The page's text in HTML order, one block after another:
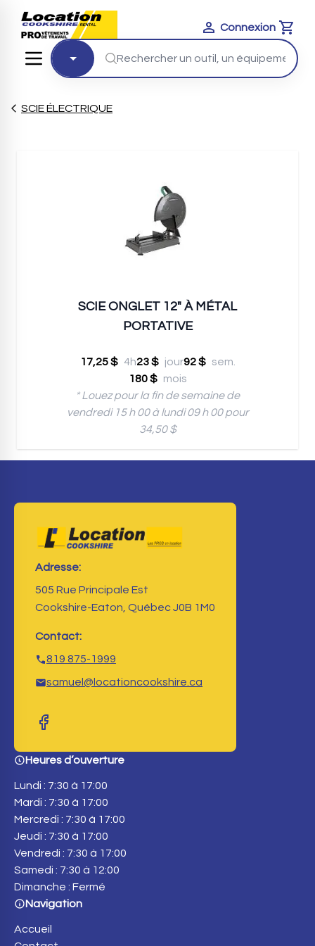
Connexion
Cart
SCIE ÉLECTRIQUE
SCIE ONGLET 12" À MÉTAL
PORTATIVE
17,25 $ 4h23 $ jour92 $ sem.
180 $ mois
* Louez pour la fin de semaine de
vendredi 15 h 00 à lundi 09 h 00 pour
34,50 $
Adresse:
505 Rue Principale Est
Cookshire-Eaton, Québec J0B 1M0
Contact:
819 875-1999
samuel@locationcookshire.ca
Heures d’ouverture
Lundi : 7:30 à 17:00
Mardi : 7:30 à 17:00
Mercredi : 7:30 à 17:00
Jeudi : 7:30 à 17:00
Vendredi : 7:30 à 17:00
Samedi : 7:30 à 12:00
Dimanche : Fermé
Navigation
Accueil